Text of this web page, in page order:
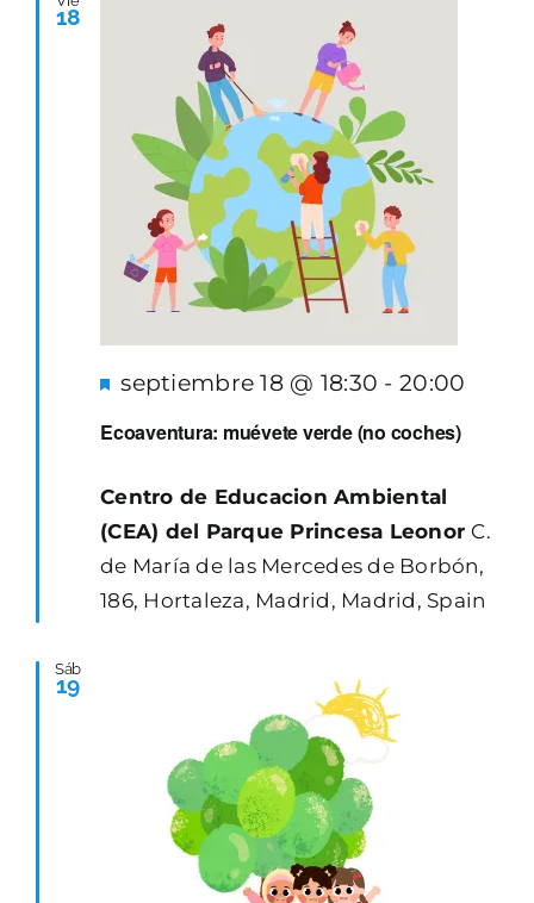
18
Ecoaventura: muévete verde (no coches)
Destacado
septiembre 18 @ 18:30 -20:00
Centro de Educacion Ambiental
(CEA) del Parque Princesa Leonor C.
de María de las Mercedes de Borbón,
186, Hortaleza, Madrid, Madrid, Spain
Sáb
19